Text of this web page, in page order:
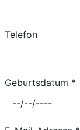
Telefon
Geburtsdatum *